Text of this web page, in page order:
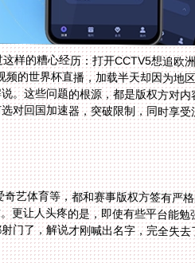
样的糟心经历：打开CCTV5想追欧
的世界杯直播，加载半天却因为地
。这些问题的根源，都是版权方对
对回国加速器，突破限制，同时享受
艺体育等，都和赛事版权方签有严
更让人头疼的是，即使有些平台能
了，解说才刚喊出名字，完全失去